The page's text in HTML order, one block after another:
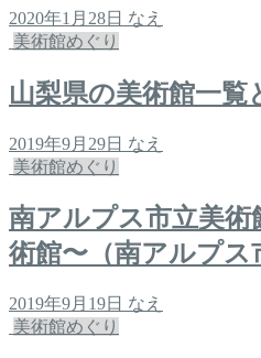
2020年1月28日 なえ
美術館めぐり
山梨県の美術館一覧
2019年9月29日 なえ
美術館めぐり
南アルプス市立美術
術館〜（南アルプス
2019年9月19日 なえ
美術館めぐり